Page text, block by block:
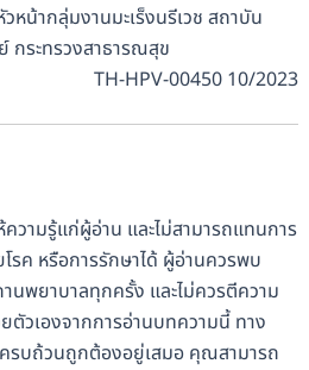
น้ากลุ่มงานมะเร็งนรีเวช สถาบัน
กระทรวงสาธารณสุข
TH-HPV-00450 10/2023
วามรู้แก่ผู้อ่าน และไม่สามารถแทนการ
รค หรือการรักษาได้ ผู้อ่านควรพบ
พยาบาลทุกครั้ง และไม่ควรตีความ
ตัวเองจากการอ่านบทความนี้ ทาง
รบถ้วนถูกต้องอยู่เสมอ คุณสามารถ